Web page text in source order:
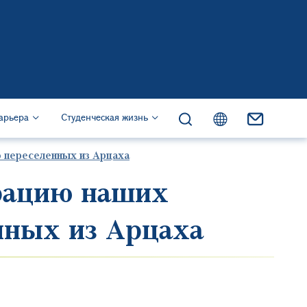
Студенческая жизнь
переселенных из Арцаха
наших
из Арцаха